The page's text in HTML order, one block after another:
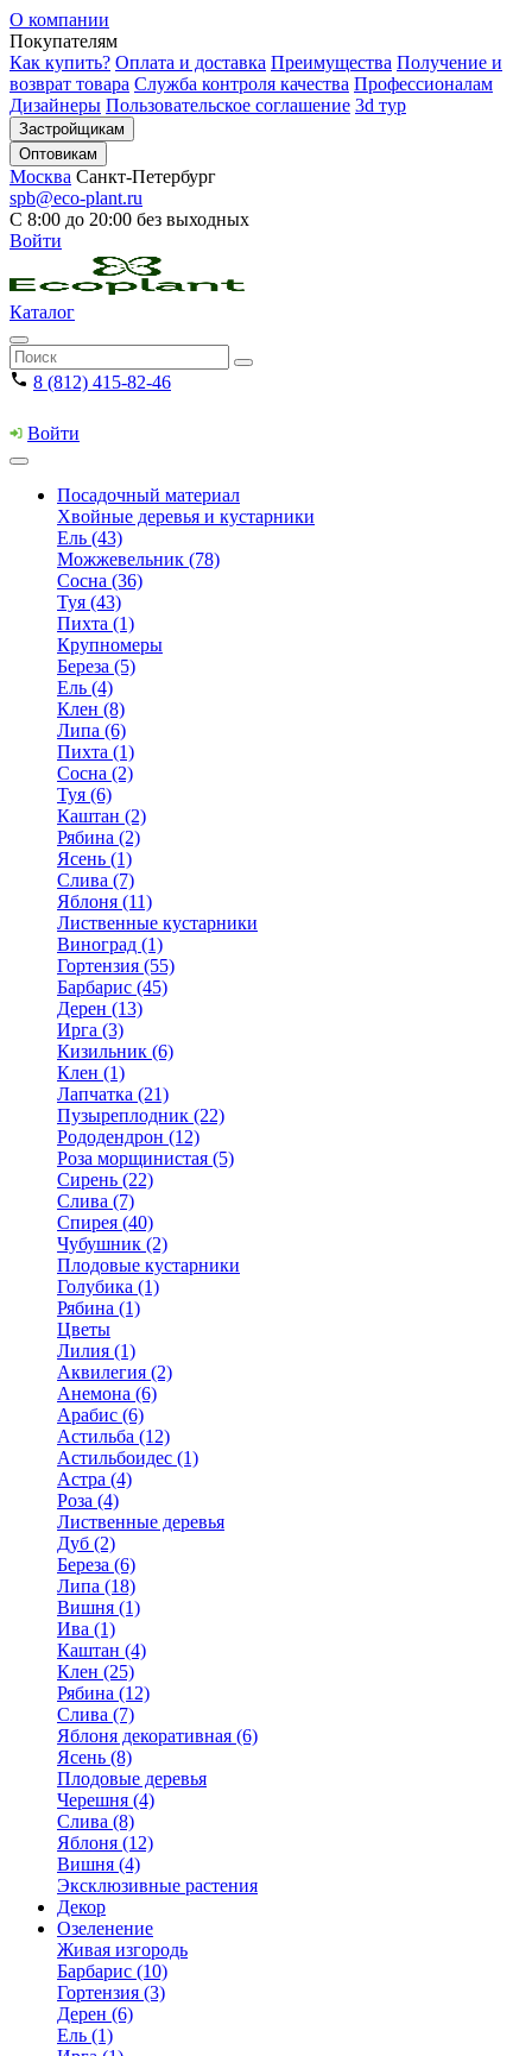
О компании
Покупателям
Как купить? Оплата и доставка Преимущества Получение и
возврат товара Служба контроля качества Профессионалам
Дизайнеры Пользовательское соглашение 3d тур
Застройщикам
Оптовикам
Москва Санкт-Петербург
spb@eco-plant.ru
С 8:00 до 20:00 без выходных
Войти
Каталог
8 (812) 415-82-46
Войти
Посадочный материал
Хвойные деревья и кустарники
Ель (43)
Можжевельник (78)
Сосна (36)
Туя (43)
Пихта (1)
Крупномеры
Береза (5)
Ель (4)
Клен (8)
Липа (6)
Пихта (1)
Сосна (2)
Туя (6)
Каштан (2)
Рябина (2)
Ясень (1)
Слива (7)
Яблоня (11)
Лиственные кустарники
Виноград (1)
Гортензия (55)
Барбарис (45)
Дерен (13)
Ирга (3)
Кизильник (6)
Клен (1)
Лапчатка (21)
Пузыреплодник (22)
Рододендрон (12)
Роза морщинистая (5)
Сирень (22)
Слива (7)
Спирея (40)
Чубушник (2)
Плодовые кустарники
Голубика (1)
Рябина (1)
Цветы
Лилия (1)
Аквилегия (2)
Анемона (6)
Арабис (6)
Астильба (12)
Астильбоидес (1)
Астра (4)
Роза (4)
Лиственные деревья
Дуб (2)
Береза (6)
Липа (18)
Вишня (1)
Ива (1)
Каштан (4)
Клен (25)
Рябина (12)
Слива (7)
Яблоня декоративная (6)
Ясень (8)
Плодовые деревья
Черешня (4)
Слива (8)
Яблоня (12)
Вишня (4)
Эксклюзивные растения
Декор
Озеленение
Живая изгородь
Барбарис (10)
Гортензия (3)
Дерен (6)
Ель (1)